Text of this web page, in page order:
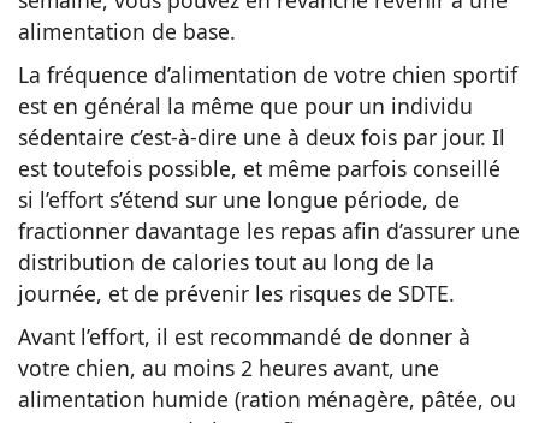
alimentation de base.
La fréquence d’alimentation de votre chien sportif
est en général la même que pour un individu
sédentaire c’est-à-dire une à deux fois par jour. Il
est toutefois possible, et même parfois conseillé
si l’effort s’étend sur une longue période, de
fractionner davantage les repas afin d’assurer une
distribution de calories tout au long de la
journée, et de prévenir les risques de SDTE.
Avant l’effort, il est recommandé de donner à
votre chien, au moins 2 heures avant, une
alimentation humide (ration ménagère, pâtée, ou